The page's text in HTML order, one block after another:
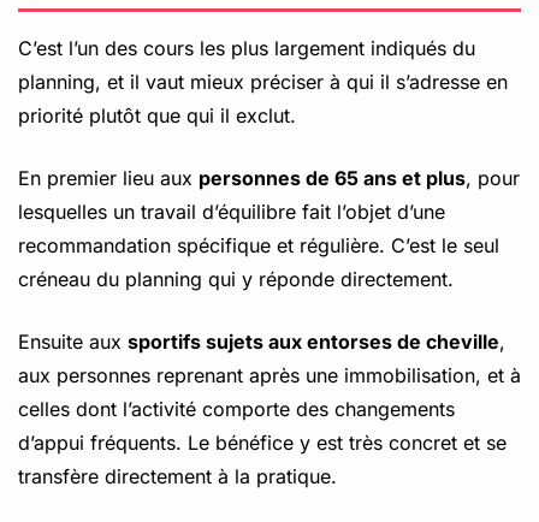
C’est l’un des cours les plus largement indiqués du
planning, et il vaut mieux préciser à qui il s’adresse en
priorité plutôt que qui il exclut.
En premier lieu aux personnes de 65 ans et plus, pour
lesquelles un travail d’équilibre fait l’objet d’une
recommandation spécifique et régulière. C’est le seul
créneau du planning qui y réponde directement.
Ensuite aux sportifs sujets aux entorses de cheville,
aux personnes reprenant après une immobilisation, et à
celles dont l’activité comporte des changements
d’appui fréquents. Le bénéfice y est très concret et se
transfère directement à la pratique.